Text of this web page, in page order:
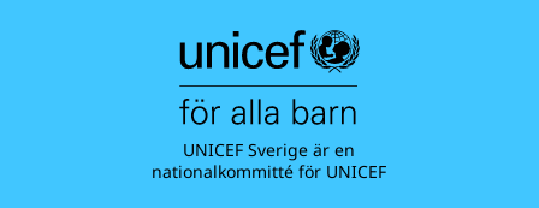
UNICEF Sverige är en
nationalkommitté för UNICEF